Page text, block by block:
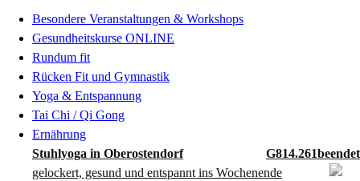
Besondere Veranstaltungen & Workshops
Gesundheitskurse ONLINE
Rundum fit
Rücken Fit und Gymnastik
Yoga & Entspannung
Tai Chi / Qi Gong
Ernährung
Stuhlyoga in Oberostendorf
G814.261
gelockert, gesund und entspannt ins Wochenende